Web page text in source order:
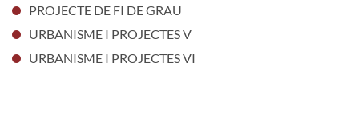
PROJECTE DE FI DE GRAU
URBANISME I PROJECTES V
URBANISME I PROJECTES VI